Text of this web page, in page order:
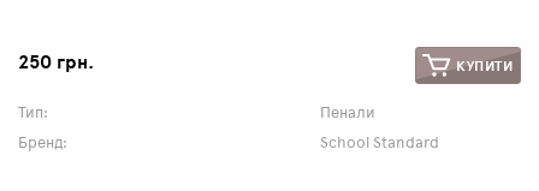
250 грн. КУПИТИ
Тип:
Пенали
Бренд:
School Standard